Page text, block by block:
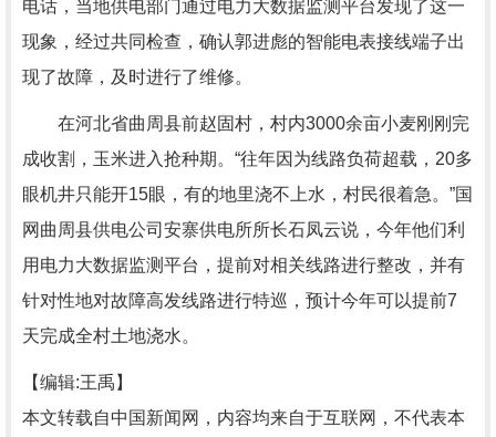
电话，当地供电部门通过电力大数据监测平台发现了这一
现象，经过共同检查，确认郭进彪的智能电表接线端子出
现了故障，及时进行了维修。
在河北省曲周县前赵固村，村内3000余亩小麦刚刚完
成收割，玉米进入抢种期。“往年因为线路负荷超载，20多
眼机井只能开15眼，有的地里浇不上水，村民很着急。”国
网曲周县供电公司安寨供电所所长石凤云说，今年他们利
用电力大数据监测平台，提前对相关线路进行整改，并有
针对性地对故障高发线路进行特巡，预计今年可以提前7
天完成全村土地浇水。
【编辑:王禹】
本文转载自中国新闻网，内容均来自于互联网，不代表本